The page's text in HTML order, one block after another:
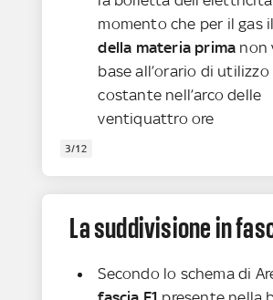
momento che per il gas il
della materia prima non
base all’orario di utilizzo
costante nell’arco delle
ventiquattro ore
3/12
La suddivisione in
Secondo lo schema di